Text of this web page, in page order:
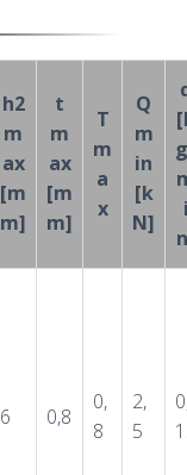
h2
m
ax
[m
m]
t
m
ax
[m
m]
T
m
a
x
Q
m
in
[k
N]
6 0,8
0,
8
2,
5